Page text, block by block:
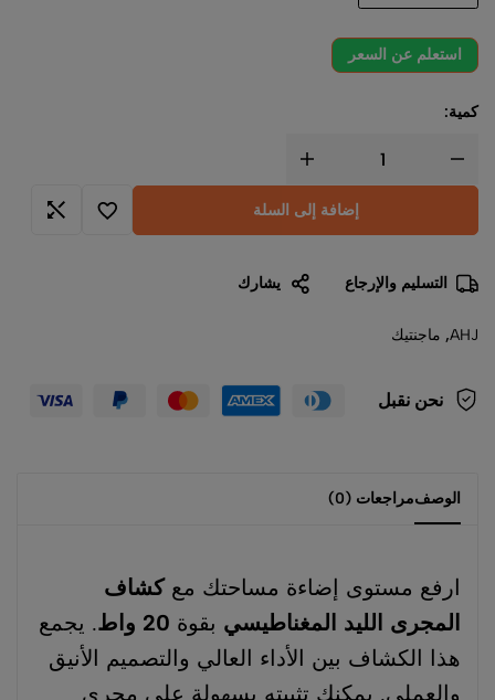
استعلم عن السعر
كمية:
إضافة إلى السلة
التسليم والإرجاع يشارك
AHJ
, ماجنتيك
نحن نقبل
الوصفمراجعات (0)
ارفع مستوى إضاءة مساحتك معكشاف
المجرى الليد المغناطيسي بقوة 20 واط
. يجمع
هذا الكشاف بين الأداء العالي والتصميم الأنيق
والعملي. يمكنك تثبيته بسهولة على مجرى